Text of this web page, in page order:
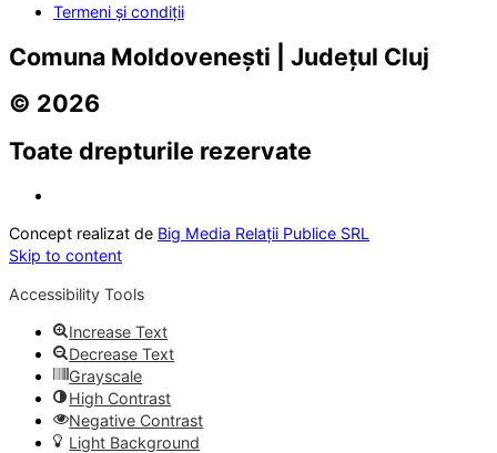
Termeni și condiții
Comuna Moldovenești | Județul Cluj
© 2026
Toate drepturile rezervate
Concept realizat de Big Media Relații Publice SRL
Skip to content
Accessibility Tools
Increase Text
Decrease Text
Grayscale
High Contrast
Negative Contrast
Light Background